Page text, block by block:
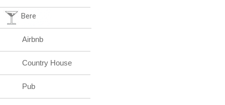
Bere
Airbnb
Country House
Pub